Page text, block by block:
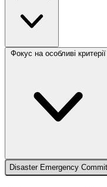
Фокус на особливі критерії
Disaster Emergency